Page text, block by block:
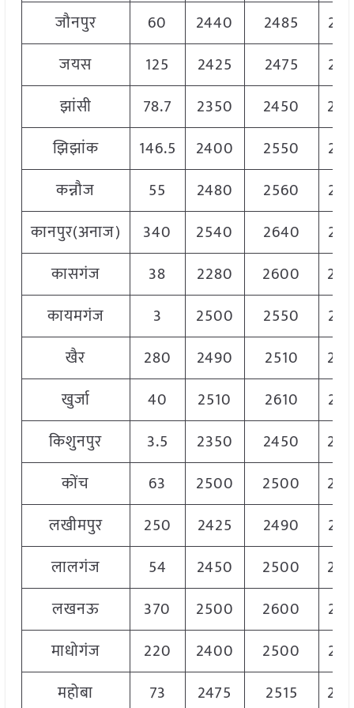
जौनपुर
60 2440 2485
जयस
125 2425 2475
झांसी
78.7 2350 2450
झिझांक
146.5 2400 2550
कन्नौज
55 2480 2560
कानपुर(अनाज)
340 2540 2640
कासगंज
38 2280 2600
कायमगंज
3 2500 2550
खैर
280 2490 2510
खुर्जा
40 2510 2610
किशुनपुर
3.5 2350 2450
कोंच
63 2500 2500
लखीमपुर
250 2425 2490
लालगंज
54 2450 2500
लखनऊ
370 2500 2600
माधोगंज
220 2400 2500
महोबा
73 2475 2515